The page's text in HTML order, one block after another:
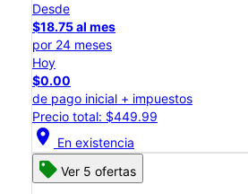
Desde
$18.75 al mes
por 24 meses
Hoy
$0.00
de pago inicial + impuestos
Precio total: $449.99
location_on En existencia
Ver 5 ofertas